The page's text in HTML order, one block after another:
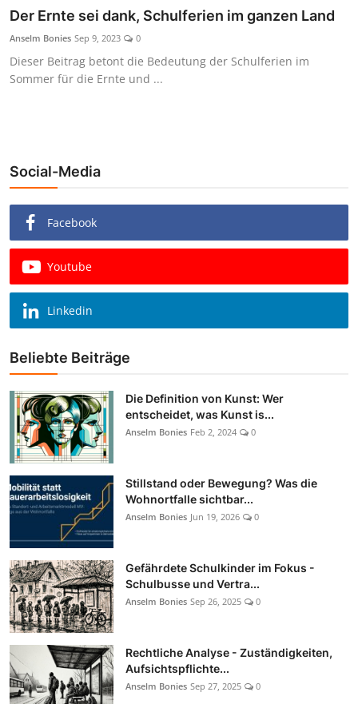
Der Ernte sei dank, Schulferien im ganzen Land
Anselm Bonies Sep 9, 2023 0
Dieser Beitrag betont die Bedeutung der Schulferien im
Sommer für die Ernte und ...
Social-Media
Facebook
Youtube
Linkedin
Beliebte Beiträge
Die Definition von Kunst: Wer
entscheidet, was Kunst is...
Anselm Bonies Feb 2, 2024 0
Stillstand oder Bewegung? Was die
Wohnortfalle sichtbar...
Anselm Bonies Jun 19, 2026 0
Gefährdete Schulkinder im Fokus -
Schulbusse und Vertra...
Anselm Bonies Sep 26, 2025 0
Rechtliche Analyse - Zuständigkeiten,
Aufsichtspflichte...
Anselm Bonies Sep 27, 2025 0